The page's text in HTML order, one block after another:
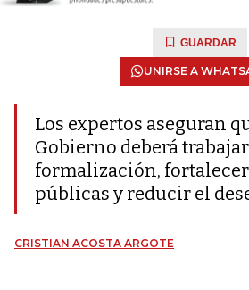
GUARDAR
UNIRSE A
Los expertos aseguran
Gobierno deberá
formalización,
públicas y reducir el
CRISTIAN ACOSTA ARGOTE